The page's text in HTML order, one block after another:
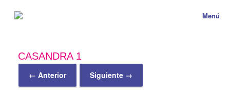
Menú
CASANDRA 1
← Anterior Siguiente →